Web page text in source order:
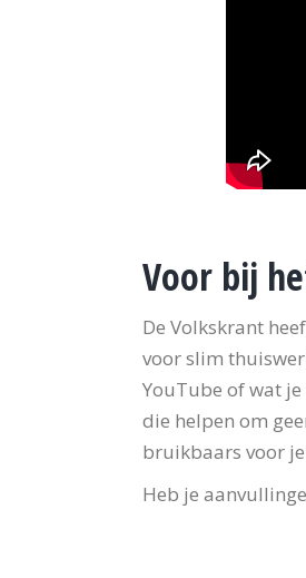
Voor bij
De Volkskrant
voor slim
YouTube of wat
die helpen om
bruikbaars voor
Heb je